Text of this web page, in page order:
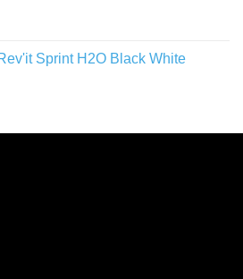
Sprint H2O Black White